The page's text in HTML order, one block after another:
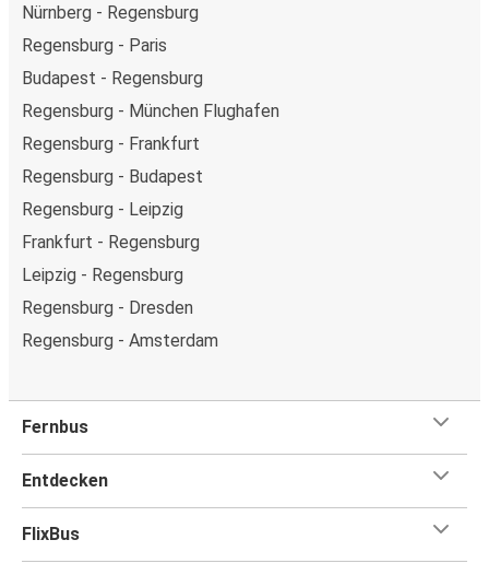
Nürnberg - Regensburg
Regensburg - Paris
Budapest - Regensburg
Regensburg - München Flughafen
Regensburg - Frankfurt
Regensburg - Budapest
Regensburg - Leipzig
Frankfurt - Regensburg
Leipzig - Regensburg
Regensburg - Dresden
Regensburg - Amsterdam
Fernbus
Entdecken
FlixBus